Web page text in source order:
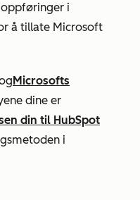
i
å tillate Microsoft
Microsofts
dine er
din til HubSpot
i